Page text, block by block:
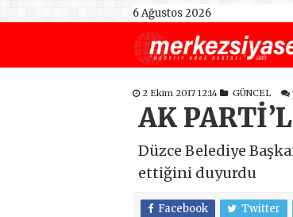
6 Ağustos 2026
2 Ekim 2017 12:14 GÜNCEL
AK
Düzce Belediye
ettiğini duyurdu
Facebook Twitter